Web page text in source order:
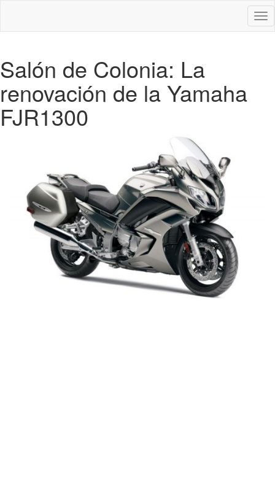
Salón de Colonia: La
renovación de la Yamaha
FJR1300